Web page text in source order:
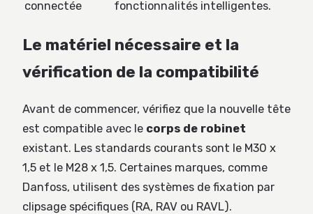
connectée
fonctionnalités intelligentes.
Le matériel nécessaire et la
vérification de la compatibilité
Avant de commencer, vérifiez que la nouvelle tête
est compatible avec le corps de robinet
existant. Les standards courants sont le M30 x
1,5 et le M28 x 1,5. Certaines marques, comme
Danfoss, utilisent des systèmes de fixation par
clipsage spécifiques (RA, RAV ou RAVL).